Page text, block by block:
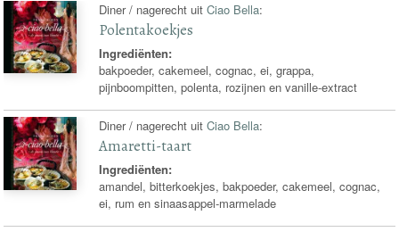
Diner / nagerecht uitCiao Bella:
Polentakoekjes
Ingrediënten:
bakpoeder, cakemeel, cognac, ei, grappa,
pijnboompitten, polenta, rozijnen en vanille-extract
Diner / nagerecht uitCiao Bella:
Amaretti-taart
Ingrediënten:
amandel, bitterkoekjes, bakpoeder, cakemeel, cognac,
ei, rum en sinaasappel-marmelade